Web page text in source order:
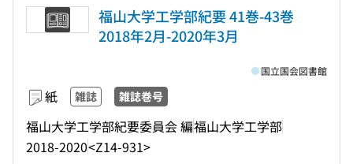
福山大学工学部紀要 41巻-43巻
2018年2月-2020年3月
紙 雑誌 雑誌巻号
福山大学工学部紀要委員会 編福山大学工学部
2018-2020<Z14-931>
国立国会図書館